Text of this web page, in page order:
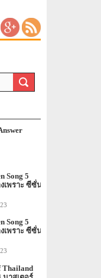
Song 5
เพราะ ซีซั่น
Song 5
เพราะ ซีซั่น
Thailand